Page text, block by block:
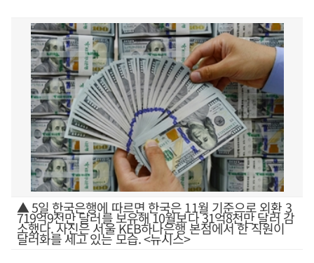
▲ 5일 한국은행에 따르면 한국은 11월 기준으로 외환 3
719억9천만 달러를 보유해 10월보다 31억8천만 달러 감
소했다. 사진은 서울 KEB하나은행 본점에서 한 직원이
달러화를 세고 있는 모습. <뉴시스>